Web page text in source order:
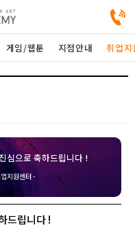
게임/웹툰 지점안내 취업
심으로 축하드립니다 !
지원센터 -